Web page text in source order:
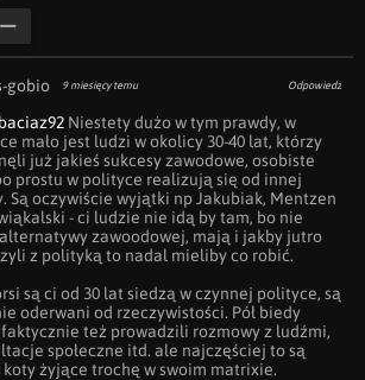
gobio 9 miesięcy temu Odpowiedz
Niestety dużo w tym prawdy, w
mało jest ludzi w okolicy 30-40 lat, którzy
już jakieś sukcesy zawodowe, osobiste
prostu w polityce realizują się od innej
Są oczywiście wyjątki np Jakubiak, Mentzen
- ci ludzie nie idą by tam, bo nie
zawoodowej, mają i jakby jutro
z polityką to nadal mieliby co robić.
są ci od 30 lat siedzą w czynnej polityce, są
oderwani od rzeczywistości. Pół biedy
też prowadzili rozmowy z ludźmi,
społeczne itd. ale najczęściej to są
koty żyjące trochę w swoim matrixie.